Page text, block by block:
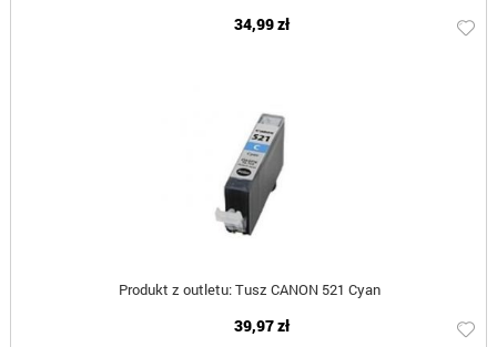
34,99 zł
Produkt z outletu: Tusz CANON 521 Cyan
39,97 zł